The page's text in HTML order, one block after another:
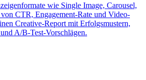
wie Single Image, Carousel,
CTR, Engagement-Rate und Video-
Creative-Report mit Erfolgsmustern,
A/B-Test-Vorschlägen.